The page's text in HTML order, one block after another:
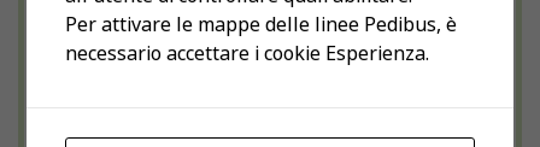
Per attivare le mappe delle linee Pedibus, è
necessario accettare i cookie Esperienza.